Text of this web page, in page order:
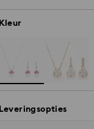
Kleur
Leveringsopties